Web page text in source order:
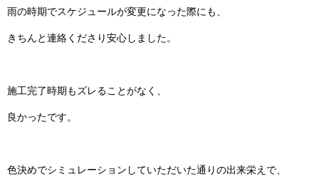
雨の時期でスケジュールが変更になった際にも、
きちんと連絡くださり安心しました。
施工完了時期もズレることがなく、
良かったです。
色決めでシミュレーションしていただいた通りの出来栄えで、